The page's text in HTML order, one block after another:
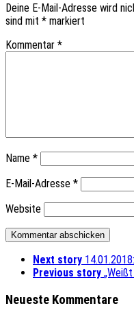
Deine E-Mail-Adresse wird
sind mit * markiert
Kommentar *
Name *
E-Mail-Adresse *
Website
Next story
Previous story
Neueste Kommentare